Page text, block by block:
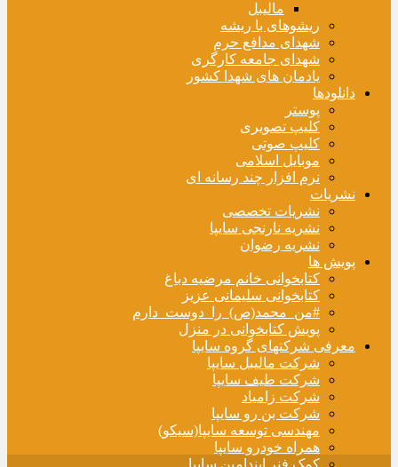
مالیبل
ریشوهای با ریشه
شهدای مدافع حرم
شهدای جامعه کارگری
یادمان های شهدا کشور
دانلودها
پوستر
کلیپ تصویری
کلیپ صوتی
موبایل اسلامی
نرم افزار چند رسانه ای
نشریات
نشریات تخصصی
نشریه نارنجی سایپا
نشریه رضوان
پویش ها
کتابخوانی خانم مرضیه دباغ
کتابخوانی سلیمانی عزیز
#من_محمد(ص)_را_دوست_دارم
پویش کتابخوانی در منزل
معرفی شرکتهای گروه سایپا
شرکت مالیبل سایپا
شرکت طیف سایپا
شرکت زامیاد
شرکت بن رو سایپا
مهندسی توسعه سایپا(سیکو)
همراه خودرو سایپا
کمک فنر ایندامین سایپا